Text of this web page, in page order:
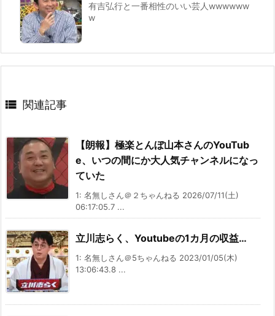
有吉弘行と一番相性のいい芸人wwwwww
w
 関連記事
【朗報】極楽とんぼ山本さんのYouTub
e、いつの間にか大人気チャンネルになっ
ていた
1: 名無しさん＠２ちゃんねる 2026/07/11(土)
06:17:05.7 ...
立川志らく、Youtubeの1カ月の収益…
1: 名無しさん＠5ちゃんねる 2023/01/05(木)
13:06:43.8 ...